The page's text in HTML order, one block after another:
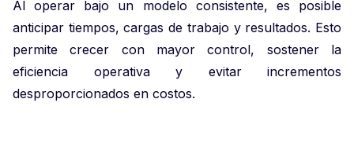
Al operar bajo un modelo consistente, es posible
anticipar tiempos, cargas de trabajo y resultados. Esto
permite crecer con mayor control, sostener la
eficiencia operativa y evitar incrementos
desproporcionados en costos.